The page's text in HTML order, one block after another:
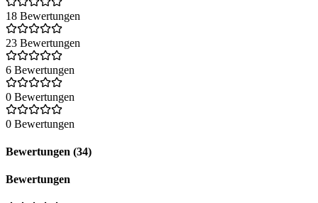
18 Bewertungen
23 Bewertungen
6 Bewertungen
0 Bewertungen
0 Bewertungen
Bewertungen (34)
Bewertungen